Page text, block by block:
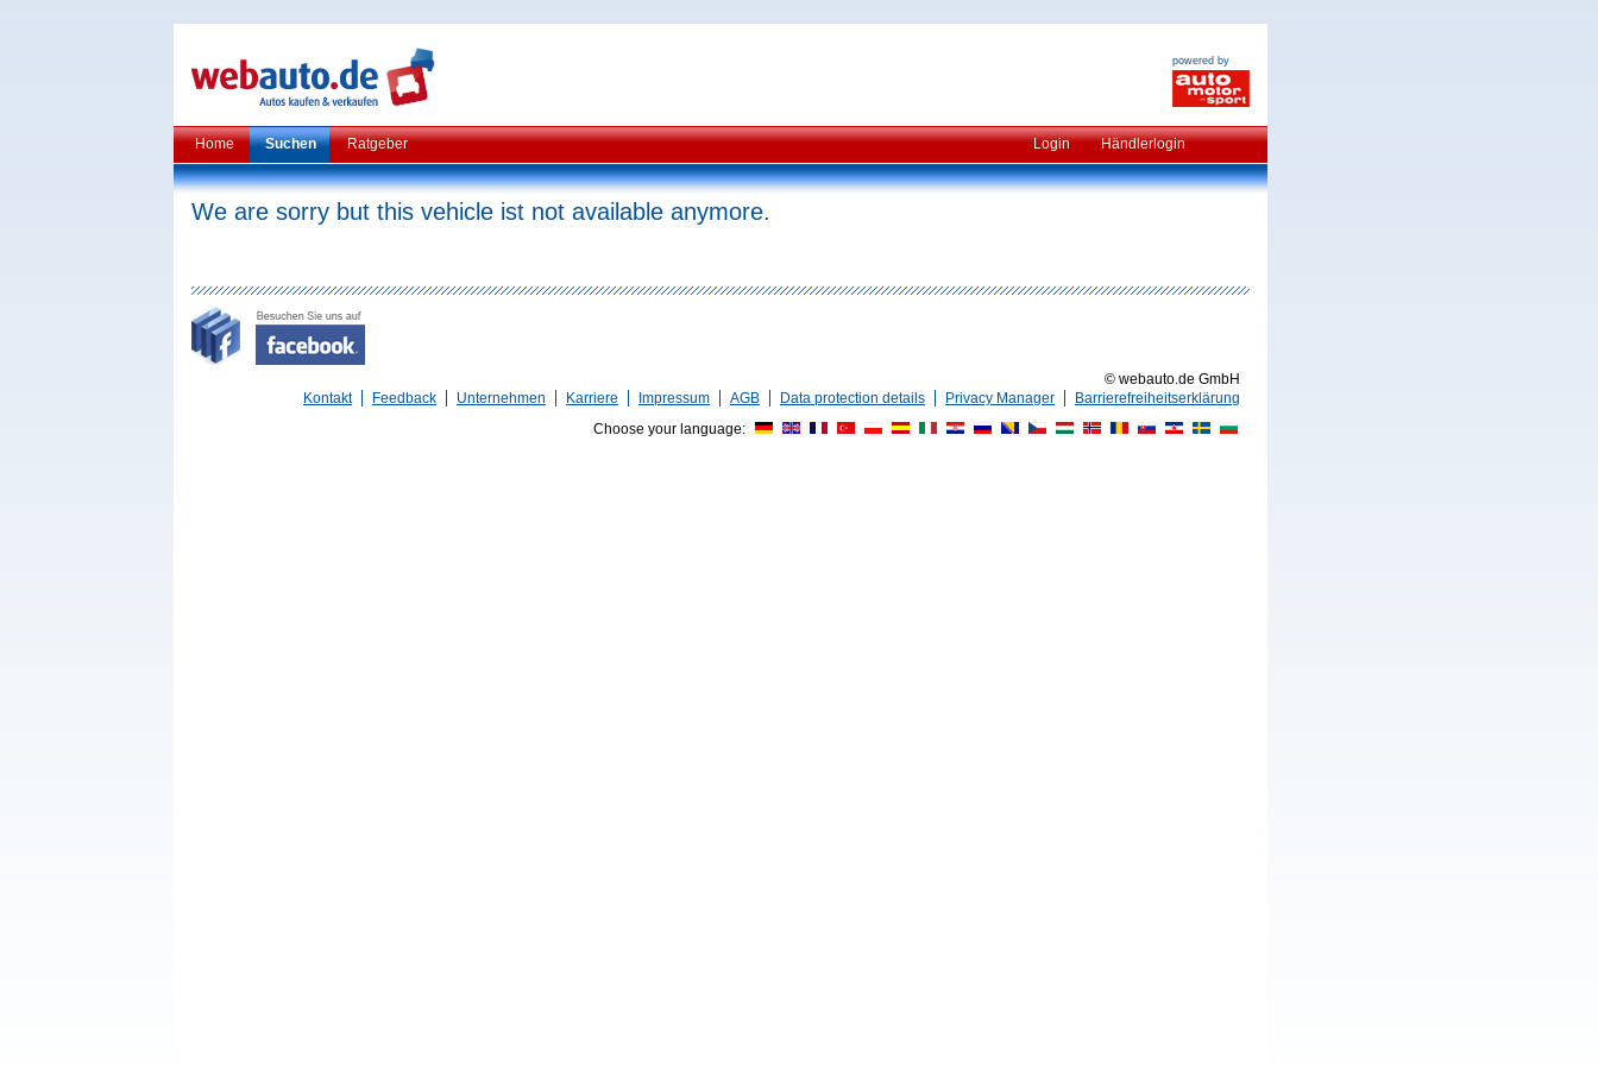
powered by
Home Suchen Ratgeber Login Händlerlogin
We are sorry but this vehicle ist not available anymore.
© webauto.de GmbH
Kontakt
Feedback Unternehmen Karriere Impressum AGB Data protection details Privacy Manager
Barrierefreiheitserklärung
Choose your language: